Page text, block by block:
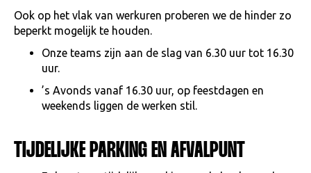
Ook op het vlak van werkuren proberen we de hinder zo
beperkt mogelijk te houden.
Onze teams zijn aan de slag van 6.30 uur tot 16.30
uur.
’s Avonds vanaf 16.30 uur, op feestdagen en
weekends liggen de werken stil.
TIJDELIJKE PARKING EN AFVALPUNT